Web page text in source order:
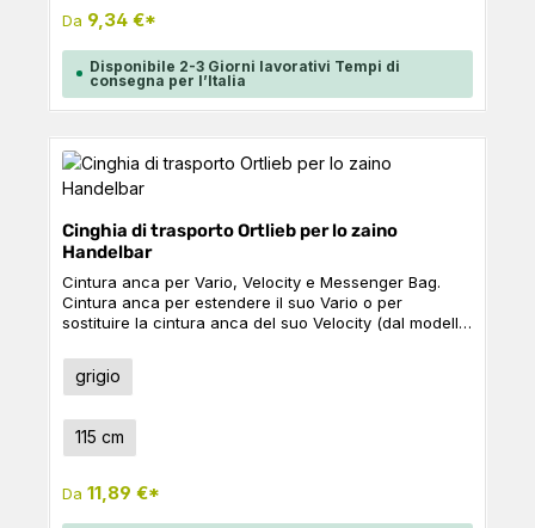
fissare la cinghia di supporto su YouTube.
Da 9,34 €*
Disponibile 2-3 Giorni lavorativi Tempi di
consegna per l’Italia
Cinghia di trasporto Ortlieb per lo zaino
Handelbar
Cintura anca per Vario, Velocity e Messenger Bag.
Cintura anca per estendere il suo Vario o per
sostituire la cintura anca del suo Velocity (dal modello
Seleziona
Colore
grigio
Seleziona
Taglia
115 cm
Da11,89 €*